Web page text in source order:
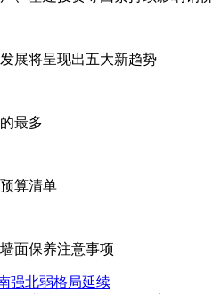
展将呈现出五大新趋势
最多
算清单
面保养注意事项
强北弱格局延续